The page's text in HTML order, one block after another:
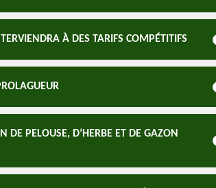
À DES TARIFS COMPÉTITIFS
DE PELOUSE, D’HERBE ET DE GAZON